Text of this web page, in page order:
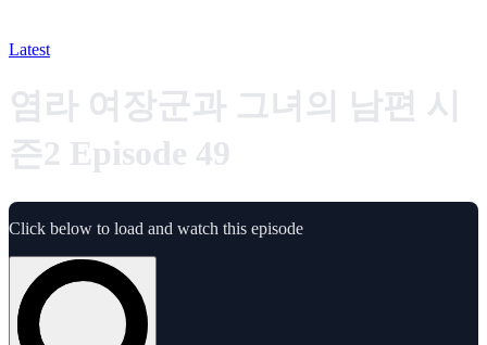
Latest
염라 여장군과 그녀의 남편 시
즌2 Episode 49
Click below to load and watch this episode